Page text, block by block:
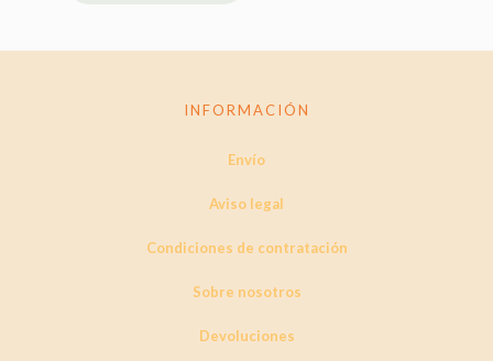
INFORMACIÓN
Envío
Aviso legal
Condiciones de contratación
Sobre nosotros
Devoluciones